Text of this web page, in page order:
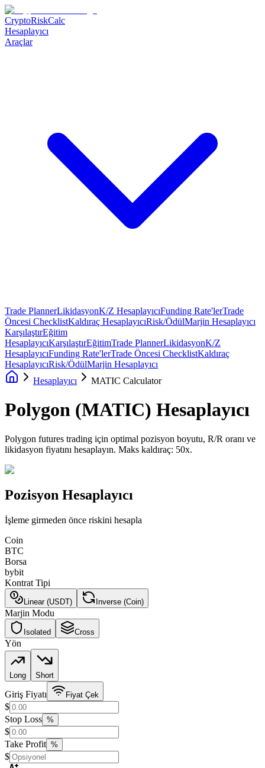
CryptoRiskCalc
Hesaplayıcı
Araçlar
Trade PlannerLikidasyonK/Z HesaplayıcıFunding Rate'lerTrade
Öncesi ChecklistKaldıraç HesaplayıcıRisk/ÖdülMarjin Hesaplayıcı
KarşılaştırEğitim
HesaplayıcıKarşılaştırEğitimTrade PlannerLikidasyonK/Z
HesaplayıcıFunding Rate'lerTrade Öncesi ChecklistKaldıraç
HesaplayıcıRisk/ÖdülMarjin Hesaplayıcı
Hesaplayıcı
MATIC Calculator
Polygon (MATIC) Hesaplayıcı
Polygon futures trading için optimal pozisyon boyutu, R/R oranı ve
likidasyon fiyatını hesaplayın. Maks kaldıraç: 50x.
Pozisyon Hesaplayıcı
İşleme girmeden önce riskini hesapla
Coin
BTC
Borsa
bybit
Kontrat Tipi
Linear (USDT) Inverse (Coin)
Marjin Modu
Isolated Cross
Yön
Long Short
Giriş Fiyatı Fiyat Çek
$
Stop Loss %
$
Take Profit %
$